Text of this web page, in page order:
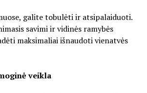
galite tobulėti ir atsipalaiduoti.
savimi ir vidinės ramybės
maksimaliai išnaudoti vienatvės
veikla